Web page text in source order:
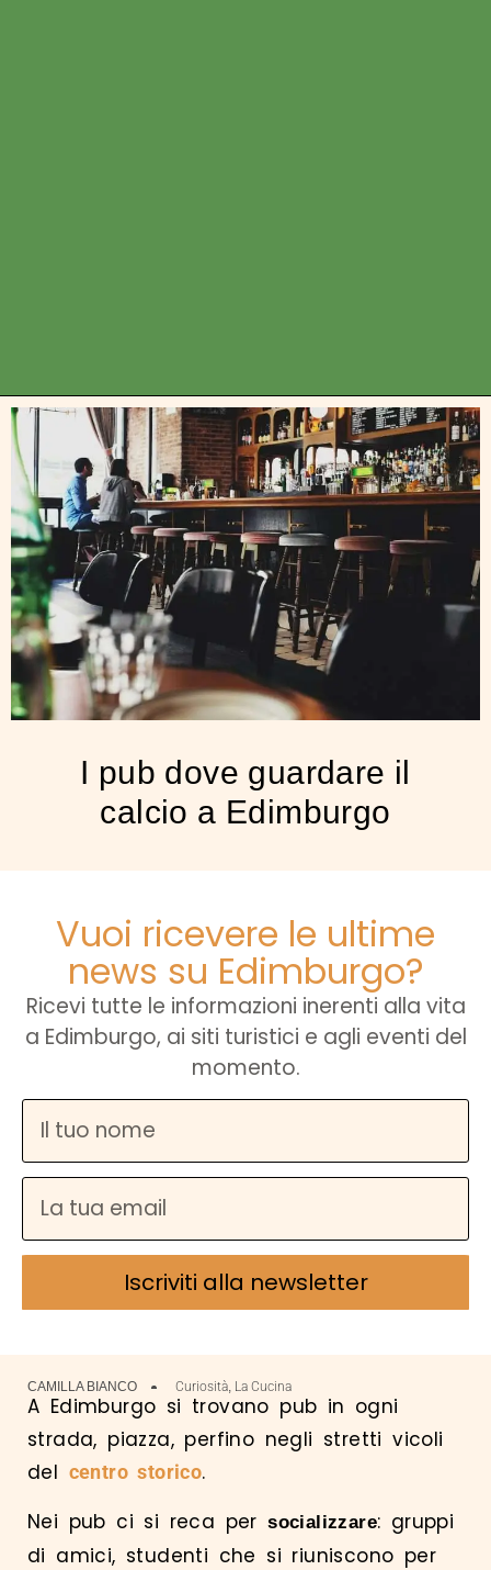
I pub dove guardare il
calcio a Edimburgo
Vuoi ricevere le ultime
news su Edimburgo?
Ricevi tutte le informazioni inerenti alla vita
a Edimburgo, ai siti turistici e agli eventi del
momento.
Iscriviti alla newsletter
CAMILLA BIANCO Curiosità, La Cucina
A Edimburgo si trovano pub in ogni
strada, piazza, perfino negli stretti vicoli
del centro storico.
Nei pub ci si reca persocializzare: gruppi
di amici, studenti che si riuniscono per